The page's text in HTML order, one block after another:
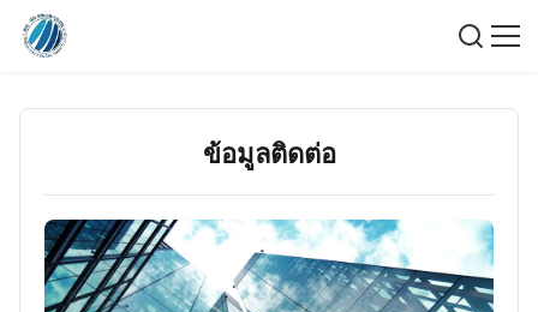
ข้อมูลติดต่อ